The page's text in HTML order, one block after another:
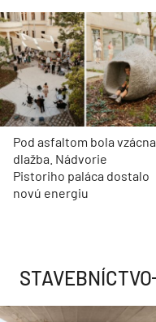
Pod asfaltom bola vzácna
dlažba. Nádvorie
Pistoriho paláca dostalo
novú energiu
STAVEBNÍCTVO